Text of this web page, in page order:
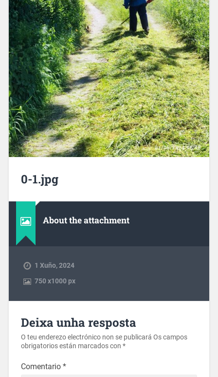
0-1.jpg
About the attachment
1 Xuño, 2024
750x1000 px
Deixa unha resposta
O teu enderezo electrónico non se publicará Os campos
obrigatorios están marcados con *
Comentario *